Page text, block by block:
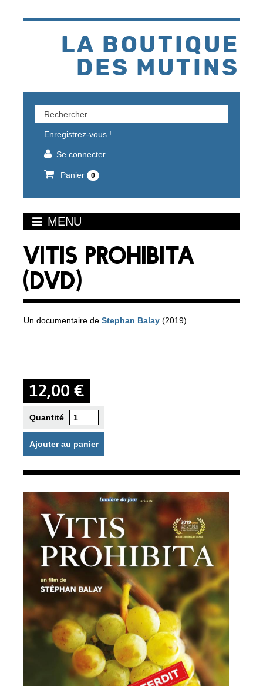
LA BOUTIQUE
DES MUTINS
Rechercher
un
produit
Enregistrez-vous !
Se connecter
Panier 0
MENU
VITIS PROHIBITA
(DVD)
Un documentaire de Stephan Balay (2019)
12,00 €
Quantité
Ajouter au panier